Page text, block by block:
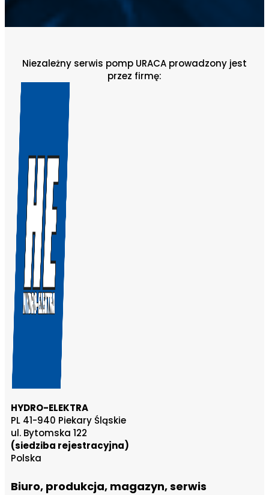
Niezależny serwis pomp URACA prowadzony jest
przez firmę:
HYDRO-ELEKTRA
PL 41-940 Piekary Śląskie
ul. Bytomska 122
(siedziba rejestracyjna)
Polska
Biuro, produkcja, magazyn, serwis